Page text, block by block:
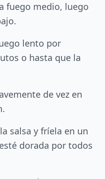
fuego medio, luego
lento por
o hasta que la
de vez en
salsa y fríela en un
dorada por todos